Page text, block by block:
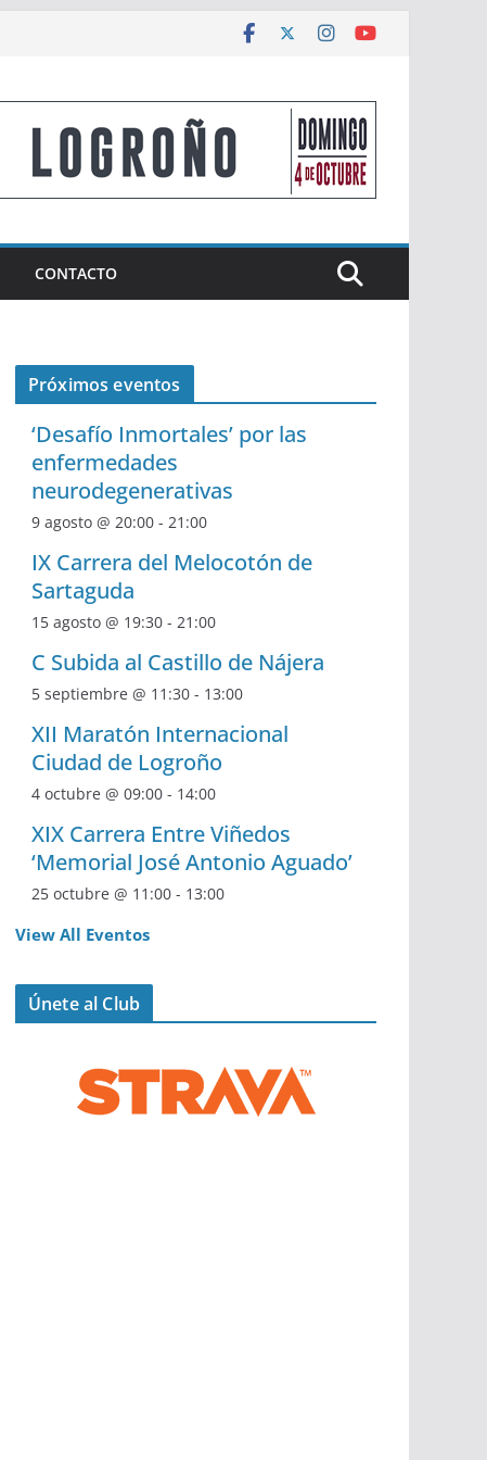
CONTACTO
Próximos eventos
‘Desafío Inmortales’ por las
enfermedades
neurodegenerativas
9 agosto @ 20:00 - 21:00
IX Carrera del Melocotón de
Sartaguda
15 agosto @ 19:30 - 21:00
C Subida al Castillo de Nájera
5 septiembre @ 11:30 - 13:00
XII Maratón Internacional
Ciudad de Logroño
4 octubre @ 09:00 - 14:00
XIX Carrera Entre Viñedos
‘Memorial José Antonio Aguado’
25 octubre @ 11:00 - 13:00
View All Eventos
Únete al Club